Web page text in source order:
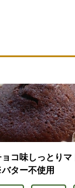
ョコ味しっとりマ
ター不使用